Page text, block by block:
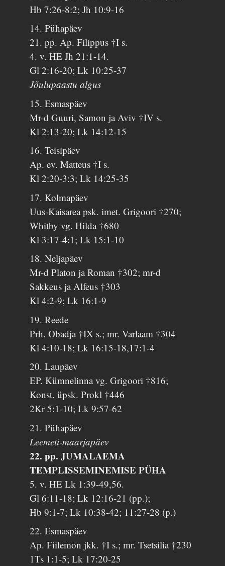
Hb 7:26-8:2; Jh 10:9-16
14. Pühapäev
21. pp. Ap. Filippus †I s.
4. v. HE Jh 21:1-14.
Gl 2:16-20; Lk 10:25-37
Jõulupaastu algus
15. Esmaspäev
Mr-d Guuri, Samon ja Aviv †IV s.
Kl 2:13-20; Lk 14:12-15
16. Teisipäev
Ap. ev. Matteus †I s.
Kl 2:20-3:3; Lk 14:25-35
17. Kolmapäev
Uus-Kaisarea psk. imet. Grigoori †270;
Whitby vg. Hilda †680
Kl 3:17-4:1; Lk 15:1-10
18. Neljapäev
Mr-d Platon ja Roman †302; mr-d
Sakkeus ja Alfeus †303
Kl 4:2-9; Lk 16:1-9
19. Reede
Prh. Obadja †IX s.; mr. Varlaam †304
Kl 4:10-18; Lk 16:15-18,17:1-4
20. Laupäev
EP. Kümnelinna vg. Grigoori †816;
Konst. üpsk. Prokl †446
2Kr 5:1-10; Lk 9:57-62
21. Pühapäev
Leemeti-maarjapäev
22. pp. JUMALAEMA
TEMPLISSEMINEMISE PÜHA
5. v. HE Lk 1:39-49,56.
Gl 6:11-18; Lk 12:16-21 (pp.);
Hb 9:1-7; Lk 10:38-42; 11:27-28 (p.)
22. Esmaspäev
Ap. Fiilemon jkk. †I s.; mr. Tsetsilia †230
1Ts 1:1-5; Lk 17:20-25